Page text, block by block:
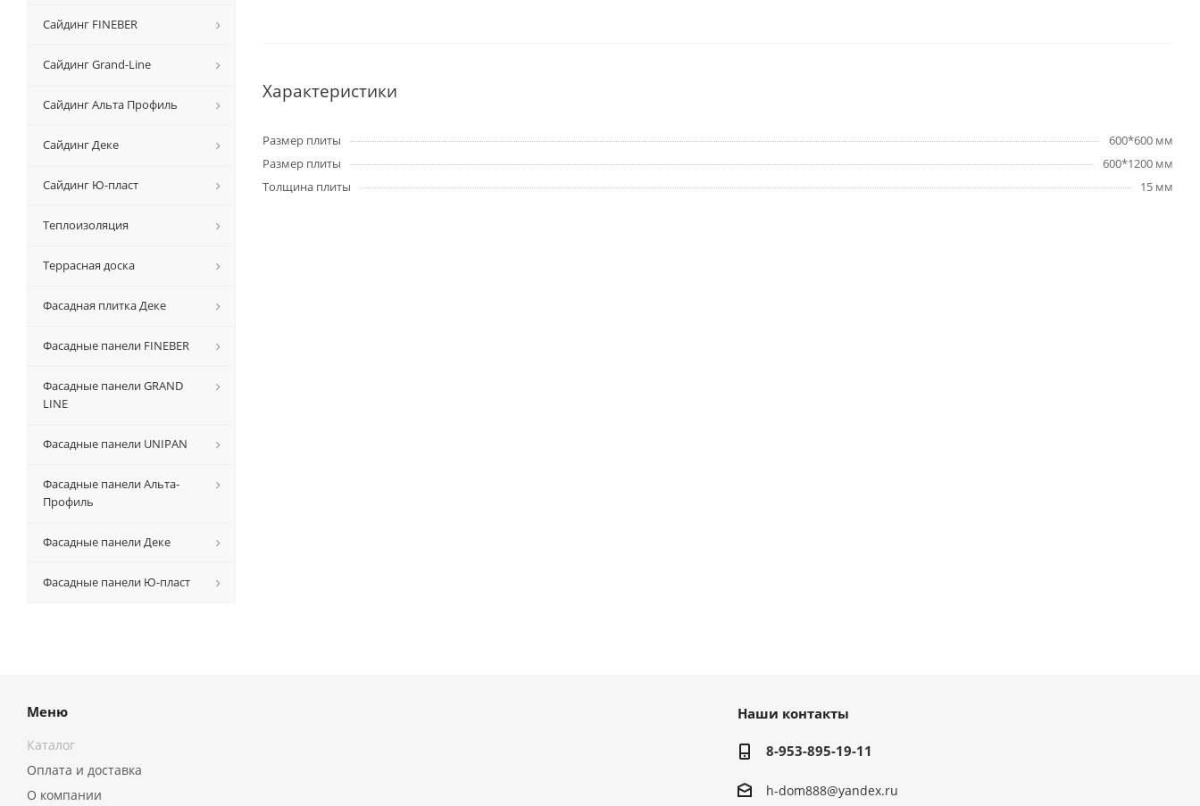
Характеристики
Размер плиты
600*600 мм
Размер плиты
600*1200 мм
Толщина плиты
15 мм
Сайдинг FINEBER
Сайдинг Grand-Line
Сайдинг Альта Профиль
Сайдинг Деке
Сайдинг Ю-пласт
Теплоизоляция
Террасная доска
Фасадная плитка Деке
Фасадные панели FINEBER
Фасадные панели GRAND
LINE
Фасадные панели UNIPAN
Фасадные панели Альта-
Профиль
Фасадные панели Деке
Фасадные панели Ю-пласт
Меню
Каталог
Оплата и доставка
О компании
Наши контакты
8-953-895-19-11
h-dom888@yandex.ru